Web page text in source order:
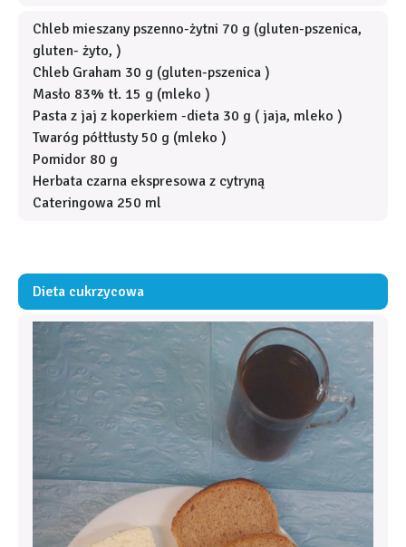
Chleb mieszany pszenno-żytni 70 g (gluten-pszenica,
gluten- żyto, )
Chleb Graham 30 g (gluten-pszenica )
Masło 83% tł. 15 g (mleko )
Pasta z jaj z koperkiem -dieta 30 g ( jaja, mleko )
Twaróg półtłusty 50 g (mleko )
Pomidor 80 g
Herbata czarna ekspresowa z cytryną
Cateringowa 250 ml
Dieta cukrzycowa